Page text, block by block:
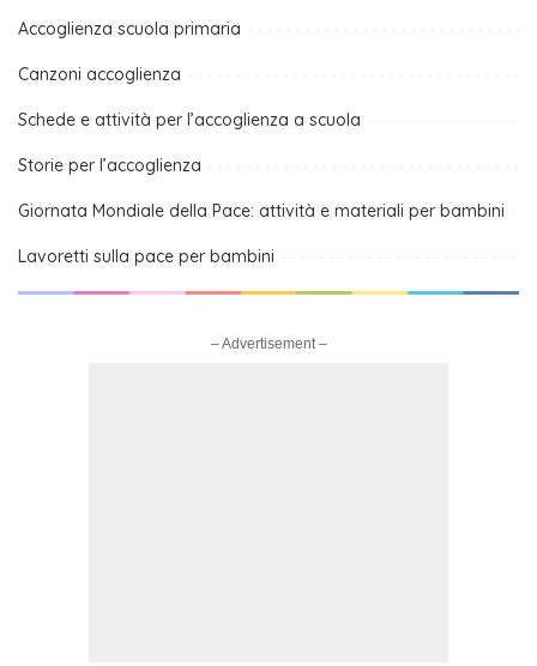
Accoglienza scuola primaria
Canzoni accoglienza
Schede e attività per l’accoglienza a scuola
Storie per l’accoglienza
Giornata Mondiale della Pace: attività e materiali per bambini
Lavoretti sulla pace per bambini
– Advertisement –